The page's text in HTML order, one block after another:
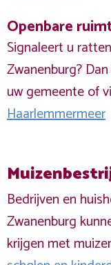
Openbare
Signaleert u
Zwanenburg?
uw gemeente of
Haarlemmermeer
Bedrijven en
Zwanenburg
krijgen met